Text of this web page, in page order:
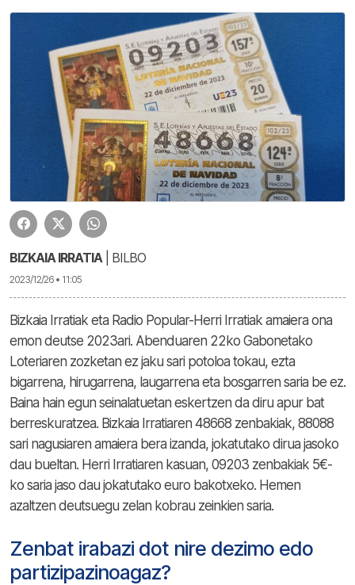
BIZKAIA IRRATIA | BILBO
2023/12/26 • 11:05
Bizkaia Irratiak eta Radio Popular-Herri Irratiak amaiera ona
emon deutse 2023ari. Abenduaren 22ko Gabonetako
Loteriaren zozketan ez jaku sari potoloa tokau, ezta
bigarrena, hirugarrena, laugarrena eta bosgarren saria be ez.
Baina hain egun seinalatuetan eskertzen da diru apur bat
berreskuratzea. Bizkaia Irratiaren 48668 zenbakiak, 88088
sari nagusiaren amaiera bera izanda, jokatutako dirua jasoko
dau bueltan. Herri Irratiaren kasuan, 09203 zenbakiak 5€-
ko saria jaso dau jokatutako euro bakotxeko. Hemen
azaltzen deutsuegu zelan kobrau zeinkien saria.
Zenbat irabazi dot nire dezimo edo
partizipazinoagaz?